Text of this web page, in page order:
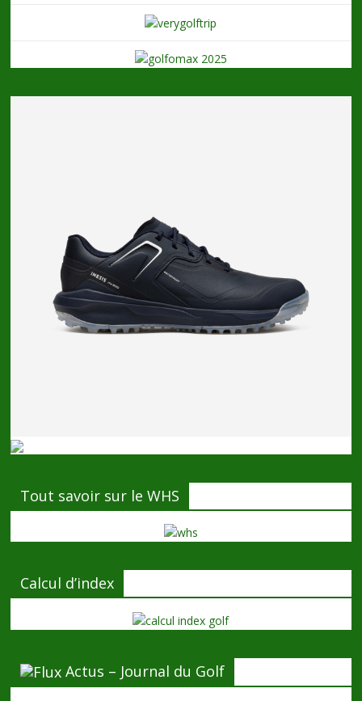
Tout savoir sur le WHS
Calcul d’index
Actus – Journal du Golf